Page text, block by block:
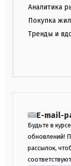
Аналитика
Покупка
Тренды и
E-mail-
Будьте в
обновлений!
рассылок,